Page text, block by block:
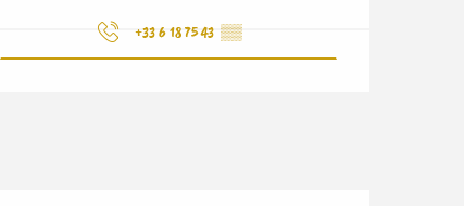
+33 6 18 75 43 ▒▒